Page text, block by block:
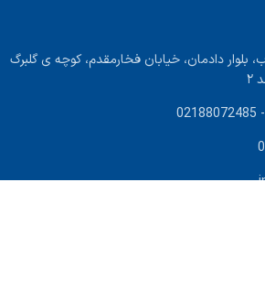
بلوار دادمان، خیابان فخارمقدم، کوچه ی گلبرگ